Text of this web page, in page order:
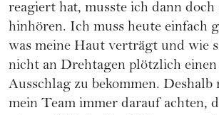
reagiert hat, musste ich dann doch
hinhören. Ich muss heute einfach
was meine Haut verträgt und wie
nicht an Drehtagen plötzlich einen
Ausschlag zu bekommen. Deshalb
mein Team immer darauf achten,